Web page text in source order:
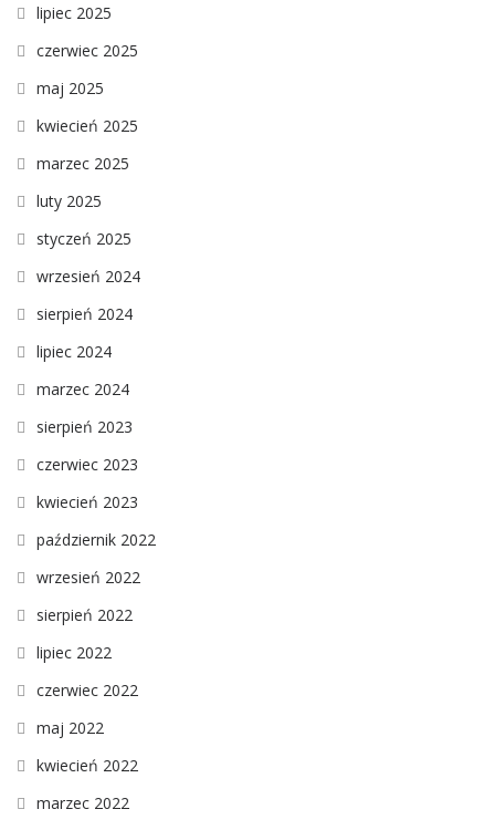
lipiec 2025
czerwiec 2025
maj 2025
kwiecień 2025
marzec 2025
luty 2025
styczeń 2025
wrzesień 2024
sierpień 2024
lipiec 2024
marzec 2024
sierpień 2023
czerwiec 2023
kwiecień 2023
październik 2022
wrzesień 2022
sierpień 2022
lipiec 2022
czerwiec 2022
maj 2022
kwiecień 2022
marzec 2022